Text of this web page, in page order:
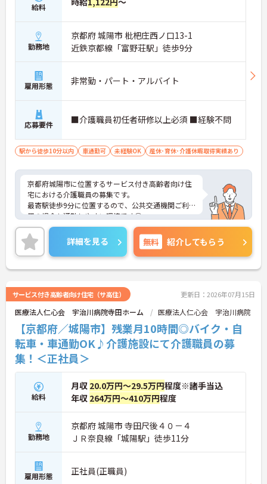
給料
勤務地
京都府 城陽市 枇杷庄西ノ口13-1
近鉄京都線「富野荘駅」徒歩9分
雇用形態 非常勤・パート・アルバイト
応募要件 ■介護職員初任者研修以上必須 ■経験不問
駅から徒歩10分以内 車通勤可 未経験OK 産休･育休･介護休暇取得実績あり
京都府城陽市に位置するサービス付き高齢者向け住
宅における介護職員の募集です。
最寄駅徒歩9分に位置するので、公共交通機関ご利
用の場合も通勤しやすい環境です◎
未経験OKなので、介護業界にチャレンジしたい方に
もおすすめの職場です♪
ご興味のある方には面接ポイントをお伝えしますの
で、お気軽にお問い合わせください！
詳細を見る 無料 紹介してもらう
サービス付き高齢者向け住宅（サ高住） 更新日：2026年07月15日
医療法人仁心会 宇治川病院寺田ホーム 医療法人仁心会 宇治川病院
【京都府／城陽市】残業月10時間◎バイク・自
転車・車通勤OK♪介護施設にて介護職員の募
集！＜正社員＞
給料
月収 20.0万円～29.5万円程度※諸手当込
年収 264万円～410万円程度
勤務地
京都府 城陽市 寺田尺後４０－４
ＪＲ奈良線「城陽駅」徒歩11分
雇用形態 正社員(正職員)